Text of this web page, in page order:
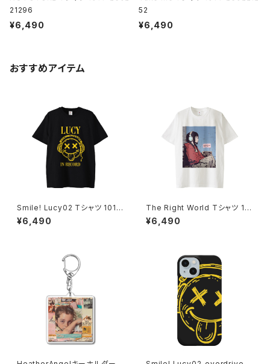
21296
¥6,490
52
¥6,490
おすすめアイテム
Smile! Lucy02 Tシャツ 1014
-230221297
¥6,490
The Right World Tシャツ 10
14-230221351
¥6,490